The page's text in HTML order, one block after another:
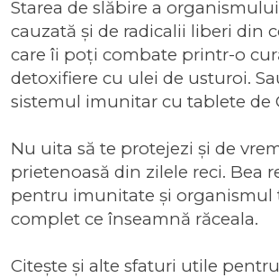
Starea de slăbire a
cauzată și de radicalii liberi din
care îi poți combate printr-o
detoxifiere cu ulei de usturoi.
sistemul imunitar cu tablete de
Nu uita să te protejezi și de
prietenoasă din zilele reci. Bea
pentru imunitate și organismul
complet ce înseamnă răceala.
Citește și alte sfaturi utile